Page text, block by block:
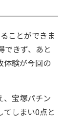
ことができま
できず、あと
体験が今回の
、宝塚パチン
しまい0点と